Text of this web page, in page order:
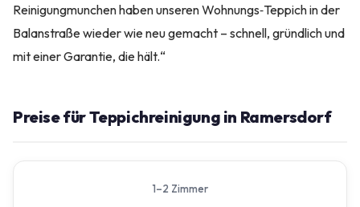
Reinigungmunchen haben unseren Wohnungs‑Teppich in der
Balanstraße wieder wie neu gemacht – schnell, gründlich und
mit einer Garantie, die hält.“
Preise für Teppichreinigung in Ramersdorf
1–2 Zimmer